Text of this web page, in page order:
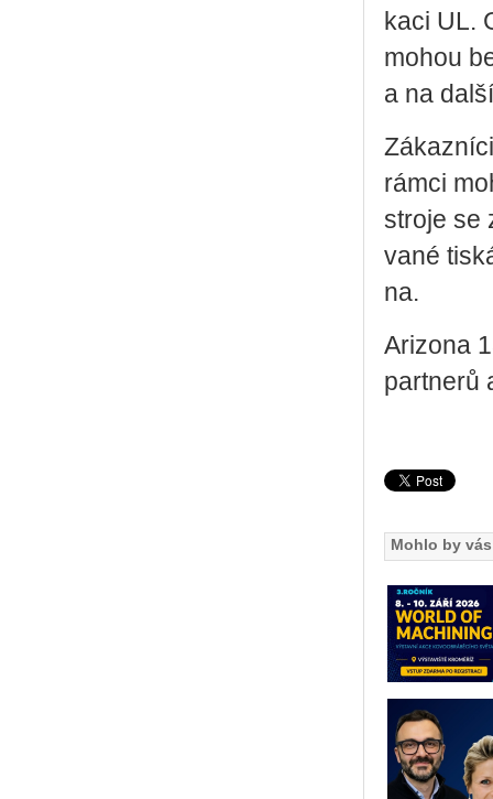
ka­ci UL.
mohou
a na
rámci
stro­je se
va­né
na.
Ari­zo­na
part­ne­rů
Mohlo by